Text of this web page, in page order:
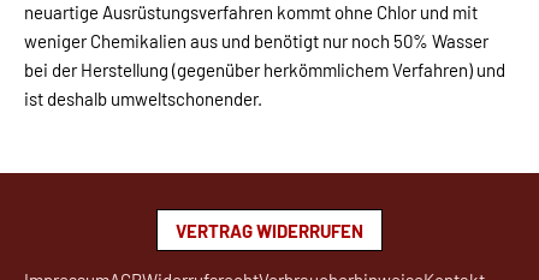
neuartige Ausrüstungsverfahren kommt ohne Chlor und mit
weniger Chemikalien aus und benötigt nur noch 50% Wasser
bei der Herstellung (gegenüber herkömmlichem Verfahren) und
ist deshalb umweltschonender.
VERTRAG WIDERRUFEN